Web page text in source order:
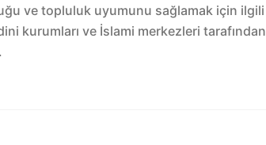
ve topluluk uyumunu sağlamak için ilgili
kurumları ve İslami merkezleri tarafından